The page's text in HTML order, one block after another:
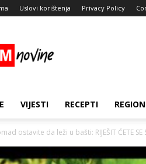
Uslovi korištenja Privacy Policy
VIJESTI RECEPTI REGION
ostavite da leži u bašti: RIJEŠIT ĆETE SE